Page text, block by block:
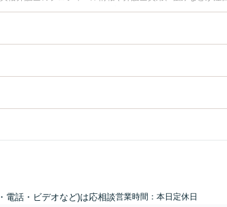
事業承継のトラブル解決の実績豊富な近くの弁護士を検
談者さんにおすすめです。
電話・ビデオなど)は応相談営業時間：本日定休日